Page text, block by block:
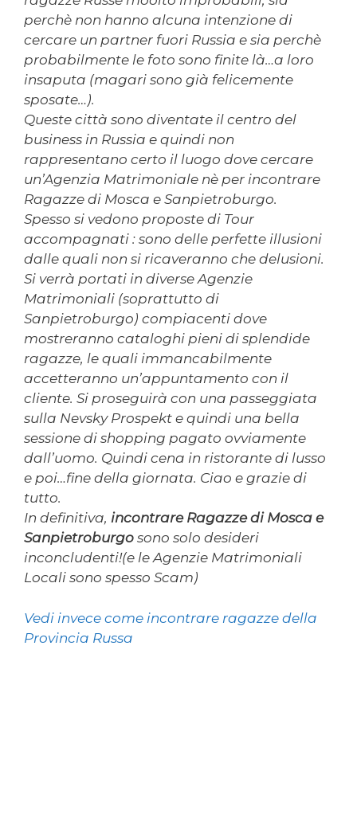
perchè non hanno alcuna intenzione di
cercare un partner fuori Russia e sia perchè
probabilmente le foto sono finite là…a loro
insaputa (magari sono già felicemente
sposate…).
Queste città sono diventate il centro del
business in Russia e quindi non
rappresentano certo il luogo dove cercare
un’Agenzia Matrimoniale nè per incontrare
Ragazze di Mosca e Sanpietroburgo.
Spesso si vedono proposte di Tour
accompagnati : sono delle perfette illusioni
dalle quali non si ricaveranno che delusioni.
Si verrà portati in diverse Agenzie
Matrimoniali (soprattutto di
Sanpietroburgo) compiacenti dove
mostreranno cataloghi pieni di splendide
ragazze, le quali immancabilmente
accetteranno un’appuntamento con il
cliente. Si proseguirà con una passeggiata
sulla Nevsky Prospekt e quindi una bella
sessione di shopping pagato ovviamente
dall’uomo. Quindi cena in ristorante di lusso
e poi…fine della giornata. Ciao e grazie di
tutto.
In definitiva, incontrare Ragazze di Mosca e
Sanpietroburgo sono solo desideri
inconcludenti!(e le Agenzie Matrimoniali
Locali sono spesso Scam)
Vedi invece come incontrare ragazze della
Provincia Russa